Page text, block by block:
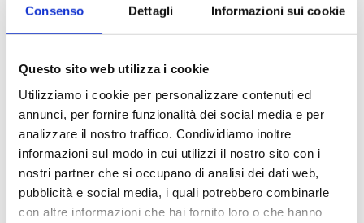
Consenso Dettagli Informazioni sui cookie
Questo sito web utilizza i cookie
Utilizziamo i cookie per personalizzare contenuti ed
annunci, per fornire funzionalità dei social media e per
analizzare il nostro traffico. Condividiamo inoltre
informazioni sul modo in cui utilizzi il nostro sito con i
nostri partner che si occupano di analisi dei dati web,
pubblicità e social media, i quali potrebbero combinarle
con altre informazioni che hai fornito loro o che hanno
Carta Filigranata CCIAA